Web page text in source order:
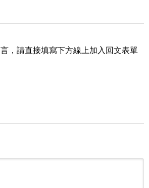
，請直接填寫下方線上加入回文表單